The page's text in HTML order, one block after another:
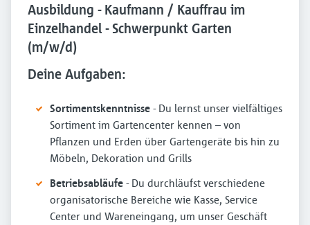
Ausbildung - Kaufmann / Kauffrau im
Einzelhandel - Schwerpunkt Garten
(m/w/d)
Deine Aufgaben:
Sortimentskenntnisse - Du lernst unser vielfältiges
Sortiment im Gartencenter kennen – von
Pflanzen und Erden über Gartengeräte bis hin zu
Möbeln, Dekoration und Grills
Betriebsabläufe - Du durchläufst verschiedene
organisatorische Bereiche wie Kasse, Service
Center und Wareneingang, um unser Geschäft